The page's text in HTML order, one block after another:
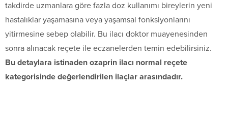
takdirde uzmanlara göre fazla doz kullanımı bireylerin yeni
hastalıklar yaşamasına veya yaşamsal fonksiyonlarını
yitirmesine sebep olabilir. Bu ilacı doktor muayenesinden
sonra alınacak reçete ile eczanelerden temin edebilirsiniz.
Bu detaylara istinaden ozaprin ilacı normal reçete
kategorisinde değerlendirilen ilaçlar arasındadır.